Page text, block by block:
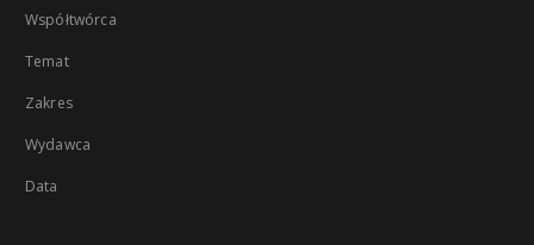
Współtwórca
Temat
Zakres
Wydawca
Data